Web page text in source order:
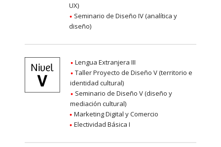
UX)
Seminario de Diseño IV (analítica y
diseño)
Lengua Extranjera III
Taller Proyecto de Diseño V (territorio e
identidad cultural)
Seminario de Diseño V (diseño y
mediación cultural)
Marketing Digital y Comercio
Electividad Básica I